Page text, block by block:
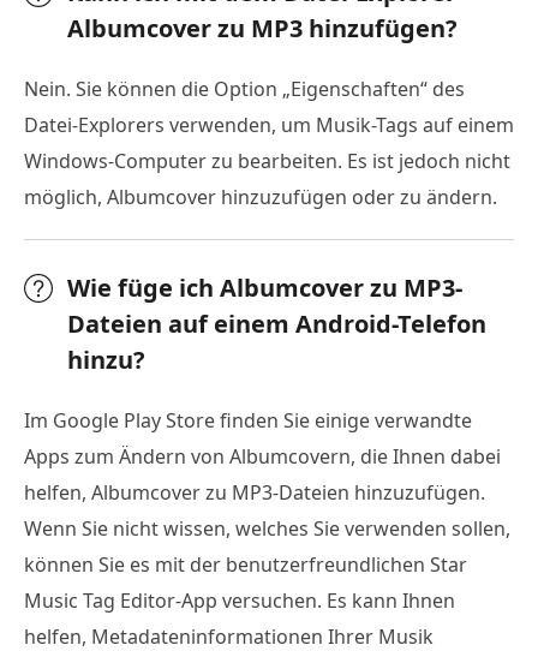
Albumcover zu MP3 hinzufügen?
Nein. Sie können die Option „Eigenschaften“ des
Datei-Explorers verwenden, um Musik-Tags auf einem
Windows-Computer zu bearbeiten. Es ist jedoch nicht
möglich, Albumcover hinzuzufügen oder zu ändern.
Wie füge ich Albumcover zu MP3-
Dateien auf einem Android-Telefon
hinzu?
Im Google Play Store finden Sie einige verwandte
Apps zum Ändern von Albumcovern, die Ihnen dabei
helfen, Albumcover zu MP3-Dateien hinzuzufügen.
Wenn Sie nicht wissen, welches Sie verwenden sollen,
können Sie es mit der benutzerfreundlichen Star
Music Tag Editor-App versuchen. Es kann Ihnen
helfen, Metadateninformationen Ihrer Musik